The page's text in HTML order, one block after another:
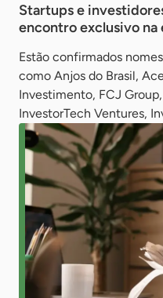
Startups e
encontro exclusivo na
Estão confirmados
como Anjos do Brasil,
Investimento, FCJ
InvestorTech Ventures,